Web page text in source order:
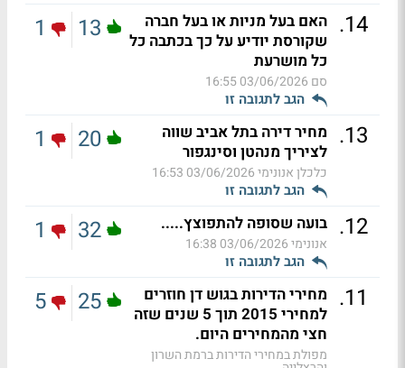
14
. האם בעל מניות או בעל חברה
שקורסת יודיע על כך בכתבה כל
כל מושרעת
סם 03/06/2026 16:55
הגב לתגובה זו
13
1
13
. מחיר דירה בתל אביב שווה
לציריך מנהטן וסינגפור
כלכלן אנונימי03/06/2026 16:53
הגב לתגובה זו
20
1
12
. בועה שסופה להתפוצץ.....
אנונימי03/06/2026 16:38
הגב לתגובה זו
32
1
11
. מחירי הדירות בגוש דן חוזרים
למחירי 2015 תוך 5 שנים שזה
חצי מהמחירים היום.
מפולת במחירי הדירות ברמת השרון
25
5